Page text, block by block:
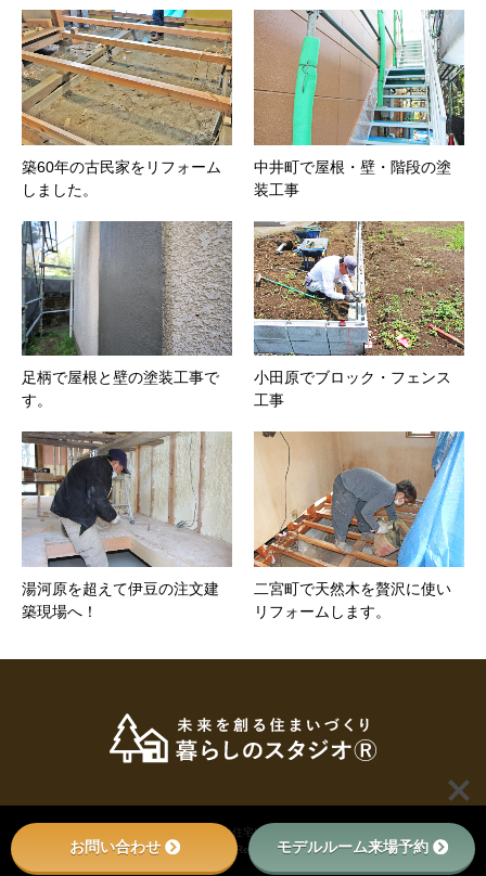
築60年の古民家をリフォーム
しました。
中井町で屋根・壁・階段の塗
装工事
足柄で屋根と壁の塗装工事で
す。
小田原でブロック・フェンス
工事
湯河原を超えて伊豆の注文建
築現場へ！
二宮町で天然木を贅沢に使い
リフォームします。
小田原・秦野・足柄で新築・注文住宅は足柄の工務店、暮らしのスタジオへ
Rights Reserved.
お問い合わせ モデルルーム来場予約